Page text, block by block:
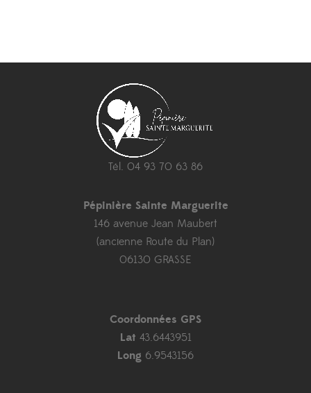
91,00 €
Tél. 04 93 70 63 86
Pépinière Sainte Marguerite
146 avenue Jean Maubert
(ancienne Route du Plan)
06130 GRASSE
Coordonnées GPS
Lat 43.6443951
Long 6.9543156